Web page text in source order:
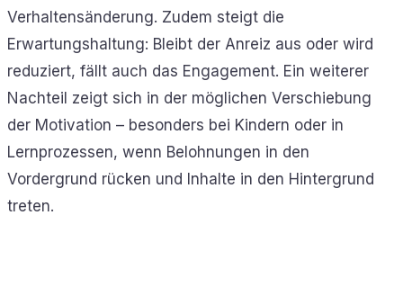
Verhaltensänderung. Zudem steigt die
Erwartungshaltung: Bleibt der Anreiz aus oder wird
reduziert, fällt auch das Engagement. Ein weiterer
Nachteil zeigt sich in der möglichen Verschiebung
der Motivation – besonders bei Kindern oder in
Lernprozessen, wenn Belohnungen in den
Vordergrund rücken und Inhalte in den Hintergrund
treten.